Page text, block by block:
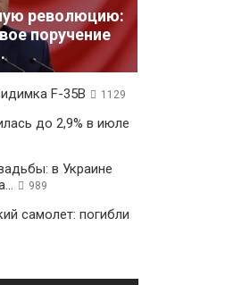
революцию:
поручение
F-35B 1129
до 2,9% в июле
в Украине
989
самолет: погибли